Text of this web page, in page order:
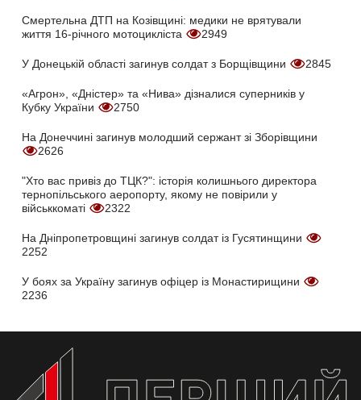
Смертельна ДТП на Козівщині: медики не врятували
життя 16-річного мотоцикліста
2949
У Донецькій області загинув солдат з Борщівщини 2845
«Агрон», «Дністер» та «Нива» дізналися суперників у
Кубку України
2750
На Донеччині загинув молодший сержант зі Зборівщини
2626
"Хто вас привіз до ТЦК?": історія колишнього директора
тернопільського аеропорту, якому не повірили у
військкоматі
2322
На Дніпропетровщині загинув солдат із Гусятинщини
2252
У боях за Україну загинув офіцер із Монастирищини
2236